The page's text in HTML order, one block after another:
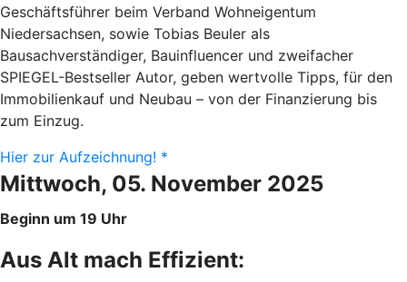
Geschäftsführer beim Verband Wohneigentum
Niedersachsen, sowie Tobias Beuler als
Bausachverständiger, Bauinfluencer und zweifacher
SPIEGEL-Bestseller Autor, geben wertvolle Tipps, für den
Immobilienkauf und Neubau – von der Finanzierung bis
zum Einzug.
Hier zur Aufzeichnung! *
Mittwoch, 05. November 2025
Beginn um 19 Uhr
Aus Alt mach Effizient: